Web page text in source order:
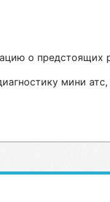
о предстоящих
мини